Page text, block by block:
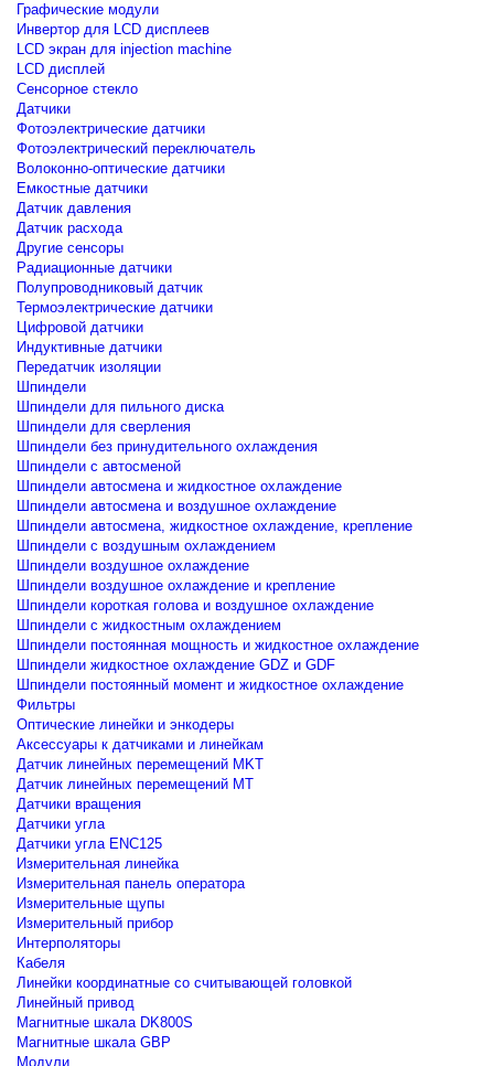
Графические модули
Инвертор для LCD дисплеев
LCD экран для injection machine
LCD дисплей
Сенсорное стекло
Датчики
Фотоэлектрические датчики
Фотоэлектрический переключатель
Волоконно-оптические датчики
Емкостные датчики
Датчик давления
Датчик расхода
Другие сенсоры
Радиационные датчики
Полупроводниковый датчик
Термоэлектрические датчики
Цифровой датчики
Индуктивные датчики
Передатчик изоляции
Шпиндели
Шпиндели для пильного диска
Шпиндели для сверления
Шпиндели без принудительного охлаждения
Шпиндели с автосменой
Шпиндели автосмена и жидкостное охлаждение
Шпиндели автосмена и воздушное охлаждение
Шпиндели автосмена, жидкостное охлаждение, крепление
Шпиндели с воздушным охлаждением
Шпиндели воздушное охлаждение
Шпиндели воздушное охлаждение и крепление
Шпиндели короткая голова и воздушное охлаждение
Шпиндели с жидкостным охлаждением
Шпиндели постоянная мощность и жидкостное охлаждение
Шпиндели жидкостное охлаждение GDZ и GDF
Шпиндели постоянный момент и жидкостное охлаждение
Фильтры
Оптические линейки и энкодеры
Аксессуары к датчиками и линейкам
Датчик линейных перемещений MKT
Датчик линейных перемещений MT
Датчики вращения
Датчики угла
Датчики угла ENC125
Измерительная линейка
Измерительная панель оператора
Измерительные щупы
Измерительный прибор
Интерполяторы
Кабеля
Линейки координатные со считывающей головкой
Линейный привод
Магнитные шкала DK800S
Магнитные шкала GBP
Модули